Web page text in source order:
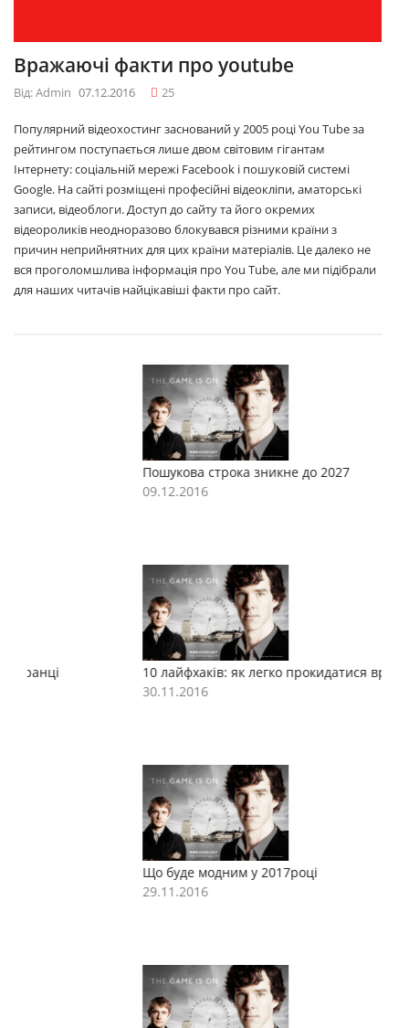
Вражаючі факти про youtube
Від: Admin 07.12.2016 25
Популярний відеохостинг заснований у 2005 році You Tube за
рейтингом поступається лише двом світовим гігантам
Інтернету: соціальній мережі Facebook і пошуковій системі
Google. На сайті розміщені професійні відеокліпи, аматорські
записи, відеоблоги. Доступ до сайту та його окремих
відеороликів неодноразово блокувався різними країни з
причин неприйнятних для цих країни матеріалів. Це далеко не
вся проголомшлива інформація про You Tube, але ми підібрали
для наших читачів найцікавіші факти про сайт.
Пошукова строка зникне до 2027
10 лайфхаків: як легко прокидатися вранці
Що буде модним у 2017році